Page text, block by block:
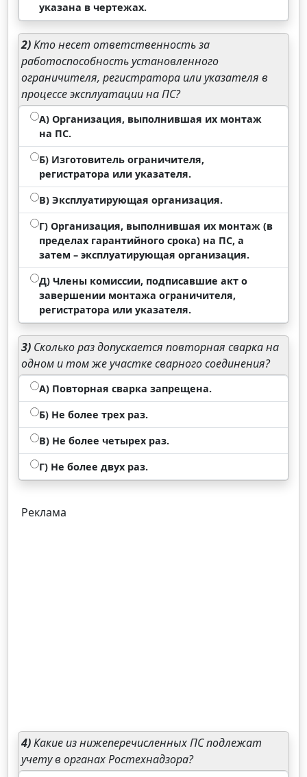
указана в чертежах.
2)Кто несет ответственность за
работоспособность установленного
ограничителя, регистратора или указателя в
процессе эксплуатации на ПС?
А) Организация, выполнившая их монтаж
на ПС.
Б) Изготовитель ограничителя,
регистратора или указателя.
В) Эксплуатирующая организация.
Г) Организация, выполнившая их монтаж (в
пределах гарантийного срока) на ПС, а
затем – эксплуатирующая организация.
Д) Члены комиссии, подписавшие акт о
завершении монтажа ограничителя,
регистратора или указателя.
3) Сколько раз допускается повторная сварка на
одном и том же участке сварного соединения?
А) Повторная сварка запрещена.
Б) Не более трех раз.
В) Не более четырех раз.
Г) Не более двух раз.
Реклама
4)Какие из нижеперечисленных ПС подлежат
учету в органах Ростехнадзора?